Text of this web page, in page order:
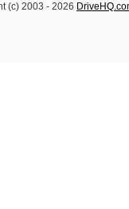
(c) 2003 - 2026